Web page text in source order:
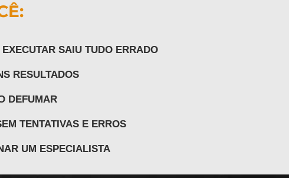
SAIU TUDO ERRADO
RESULTADOS
DEFUMAR
TENTATIVAS E ERROS
UM ESPECIALISTA